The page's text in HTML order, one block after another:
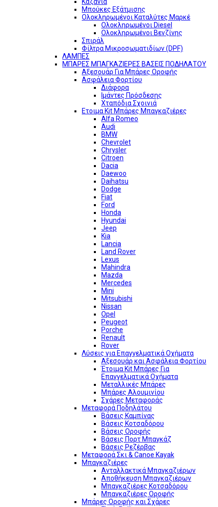
Μπούκες Εξάτμισης
Ολοκληρωμένοι Καταλύτες Μαρκέ
Ολοκληρωμένοι Diesel
Ολοκληρωμένοι Βενζίνης
Σπιράλ
Φίλτρα Μικροσωματιδίων (DPF)
ΛΑΜΠΕΣ
ΜΠΑΡΕΣ ΜΠΑΓΚΑΖΙΕΡΕΣ ΒΑΣΕΙΣ ΠΟΔΗΛΑΤΟΥ
Αξεσουάρ Για Μπάρες Οροφής
Ασφάλεια Φορτίου
Διάφορα
Ιμάντες Πρόσδεσης
Χταπόδια Σχοινιά
Ετοιμα Kit Μπάρες Μπαγκαζιέρες
Alfa Romeo
Audi
BMW
Chevrolet
Chrysler
Citroen
Dacia
Daewoo
Daihatsu
Dodge
Fiat
Ford
Honda
Hyundai
Jeep
Kia
Lancia
Land Rover
Lexus
Mahindra
Mazda
Mercedes
Mini
Mitsubishi
Nissan
Opel
Peugeot
Porche
Renault
Rover
Λύσεις για Επαγγελματικά Οχήματα
Αξεσουάρ και Ασφάλεια Φορτίου
Έτοιμα Kit Μπάρες Για
Επαγγελματικά Οχήματα
Μεταλλικές Μπάρες
Μπάρες Αλουμινίου
Σχάρες Μεταφοράς
Μεταφορά Ποδηλάτου
Βάσεις Καμπίνας
Βάσεις Κοτσαδόρου
Βάσεις Οροφής
Βάσεις Πορτ Μπαγκάζ
Βάσεις Ρεζέρβας
Μεταφορά Σκι & Canoe Kayak
Μπαγκαζιέρες
Ανταλλακτικά Μπαγκαζιέρων
Αποθήκευση Μπαγκαζιέρων
Μπαγκαζιέρες Κοτσαδόρου
Μπαγκαζιέρες Οροφής
Μπάρες Οροφής και Σχάρες